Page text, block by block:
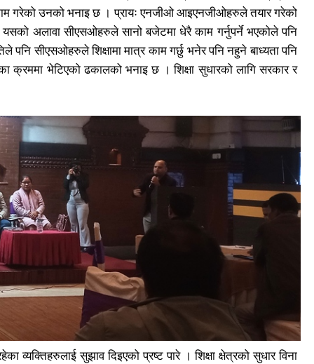
काम गरेको उनको भनाइ छ । प्रायः एनजीओ आइएनजीओहरुले तयार गरेको
अलावा सीएसओहरुले सानो बजेटमा धेरै काम गर्नुपर्ने भएकोले पनि
सीएसओहरुले शिक्षामा मात्र काम गर्छु भनेर पनि नहुने बाध्यता पनि
क्रममा भेटिएको ढकालको भनाइ छ । शिक्षा सुधारको लागि सरकार र
व्यक्तिहरुलाई सुझाव दिइएको प्रष्ट पारे । शिक्षा क्षेत्रको सुधार विना